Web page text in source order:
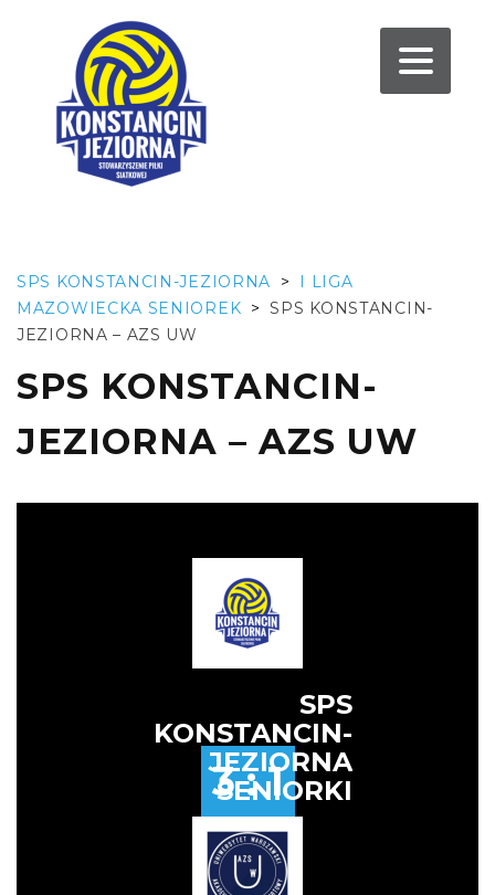
SPS KONSTANCIN-JEZIORNA >
I LIGA
MAZOWIECKA SENIOREK > SPS KONSTANCIN-
JEZIORNA – AZS UW
SPS KONSTANCIN-
JEZIORNA – AZS UW
SPS
KONSTANCIN-
JEZIORNA
SENIORKI
3 : 1